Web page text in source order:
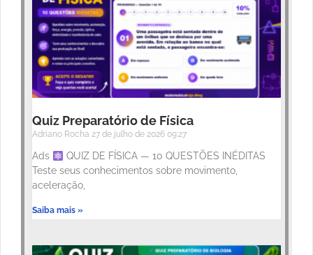
Quiz Preparatório de Física
Adriano Rocha 27 de julho de 2026 09:27
Ads
QUIZ DE FÍSICA — 10 QUESTÕES INÉDITAS
Teste seus conhecimentos sobre movimento,
aceleração,
Saiba mais »